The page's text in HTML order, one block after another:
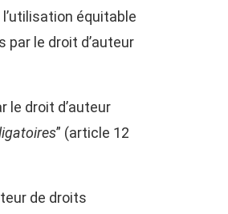
équitable
par le droit d’auteur
le droit d’auteur
” (article 12
de droits